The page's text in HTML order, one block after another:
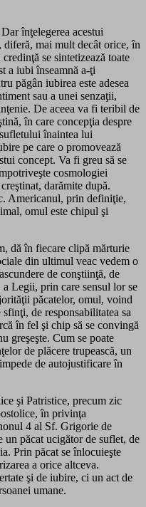
înţelegerea acestui
diferă, mai mult decât orice, în
se sintetizează toate
a iubi înseamnă a-ţi
păgân iubirea este adesea
sau a unei senzaţii,
De aceea va fi teribil de
în care concepţia despre
înaintea lui
pe care o promovează
concept. Va fi greu să se
cosmologiei
darămite după.
Americanul, prin definiţie,
omul este chipul şi
dă în fiecare clipă mărturie
din ultimul veac vedem o
de conştiinţă, de
Legii, prin care sensul lor se
păcatelor, omul, voind
de responsabilitatea sa
în fel şi chip să se convingă
greşeşte. Cum se poate
de plăcere trupească, un
de autojustificare în
şi Patristice, precum zic
în privinţa
4 al Sf. Grigorie de
un păcat ucigător de suflet, de
Prin păcat se înlocuieşte
a orice altceva.
şi de iubire, ci un act de
umane.